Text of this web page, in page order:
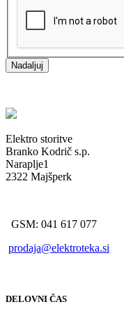
Nadaljuj
Elektro storitve
Branko Kodrič s.p.
Naraplje1
2322 Majšperk
GSM: 041 617 077
prodaja@elektroteka.si
DELOVNI ČAS